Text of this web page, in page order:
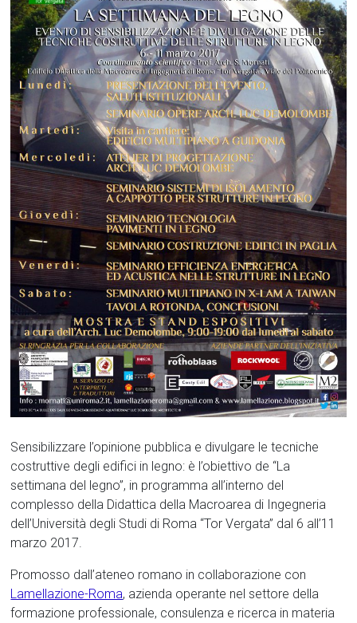
Sensibilizzare l’opinione pubblica e divulgare le tecniche
costruttive degli edifici in legno: è l’obiettivo de “La
settimana del legno”, in programma all’interno del
complesso della Didattica della Macroarea di Ingegneria
dell’Università degli Studi di Roma “Tor Vergata” dal 6 all’11
marzo 2017.
Promosso dall’ateneo romano in collaborazione con
Lamellazione-Roma, azienda operante nel settore della
formazione professionale, consulenza e ricerca in materia